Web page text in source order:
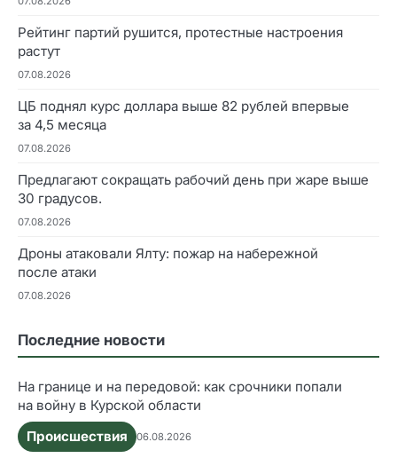
Рейтинг партий рушится, протестные настроения
растут
07.08.2026
ЦБ поднял курс доллара выше 82 рублей впервые
за 4,5 месяца
07.08.2026
Предлагают сокращать рабочий день при жаре выше
30 градусов.
07.08.2026
Дроны атаковали Ялту: пожар на набережной
после атаки
07.08.2026
Последние новости
На границе и на передовой: как срочники попали
на войну в Курской области
Происшествия
06.08.2026